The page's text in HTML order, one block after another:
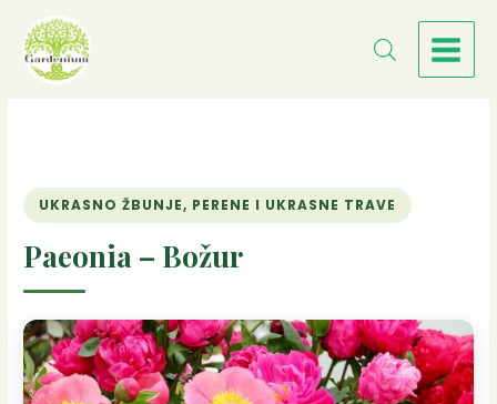
садржај
UKRASNO ŽBUNJE, PERENE I UKRASNE TRAVE
Paeonia – Božur